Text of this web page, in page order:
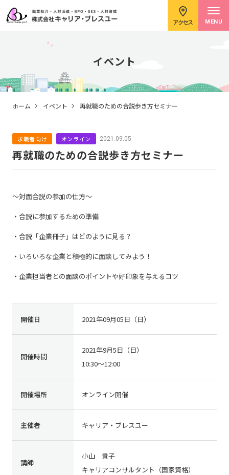
求職者のみなさまへ
企業のみなさまへ
イベント情報
強み
コンプライアンス基本方針
反社会的勢力排除方針
派遣事業者行動指針
アクセス MENU
イベント
ホーム イベント 再就職のための合説歩き方セミナー
求職者向け オンライン 2021.09.05
再就職のための合説歩き方セミナー
～対面合説の参加の仕方～
・合説に参加するための準備
・合説「企業冊子」はどのように見る？
・いろいろな企業と積極的に面談してみよう！
・企業担当者との面談のポイントや好印象を与えるコツ
開催日 2021年09月05日（日）
開催時間
2021年9月5日（日）
10:30～12:00
開催場所 オンライン開催
主催者 キャリア・ブレスユー
講師
小山 貴子
キャリアコンサルタント（国家資格）